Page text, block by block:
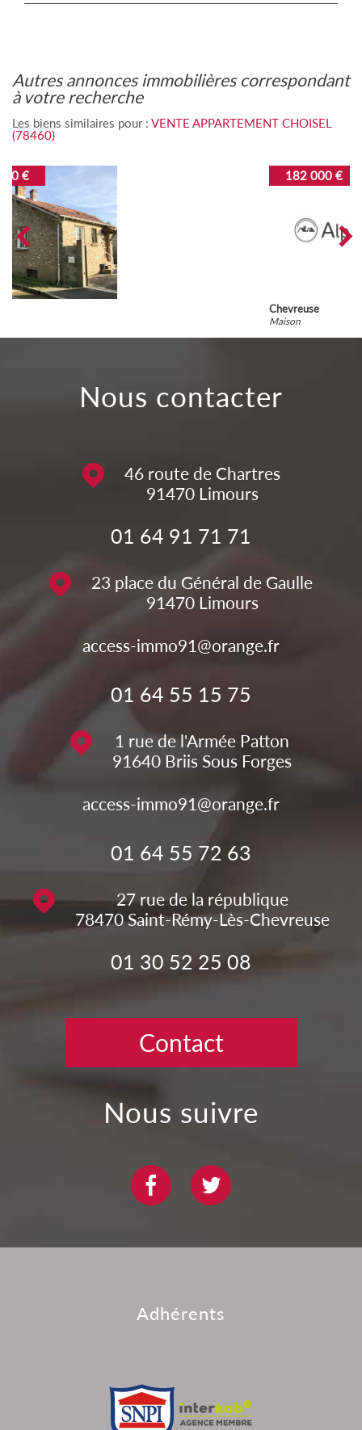
autres annonces immobilières correspondant
à votre recherche
Les biens similaires pour : VENTE APPARTEMENT CHOISEL
(78460)
182 000 €
nous contacter
46 route de Chartres
91470 Limours
01 64 91 71 71
23 place du Général de Gaulle
91470 Limours
access-immo91@orange.fr
01 64 55 15 75
1 rue de l'Armée Patton
91640 Briis Sous Forges
access-immo91@orange.fr
01 64 55 72 63
27 rue de la république
78470 Saint-Rémy-Lès-Chevreuse
01 30 52 25 08
Contact
nous suivre
adhérents